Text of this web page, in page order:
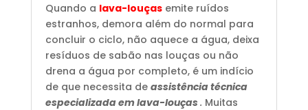
Quando a lava-louçasemite ruídos
estranhos, demora além do normal para
concluir o ciclo, não aquece a água, deixa
resíduos de sabão nas louças ou não
drena a água por completo, é um indício
de que necessita de assistência técnica
especializada em lava-louças . Muitas